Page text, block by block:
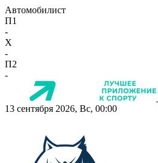
Автомобилист
П1
-
X
-
П2
-
13 сентября 2026, Вс, 00:00